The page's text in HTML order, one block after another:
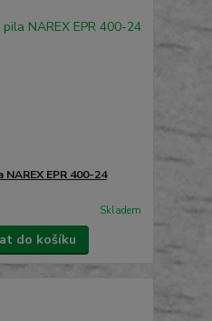
EPR 400-24
Skladem
do košíku